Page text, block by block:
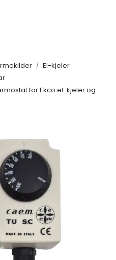
El-kjeler
for Ekco el-kjeler og